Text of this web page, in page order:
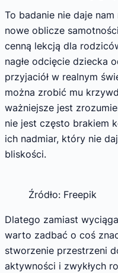
To badanie nie daje
nowe oblicze
cenną lekcją dla
nagłe odcięcie dziecka
przyjaciół w realnym
można zrobić mu
ważniejsze jest
nie jest często brakiem
ich nadmiar, który nie
bliskości.
Źródło: Freepik
Dlatego zamiast
warto zadbać o coś
stworzenie przestrzeni
aktywności i zwykłych